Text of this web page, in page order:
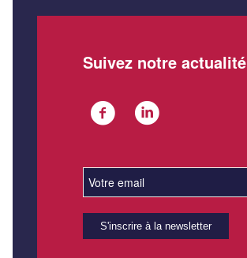
Suivez notre actualité